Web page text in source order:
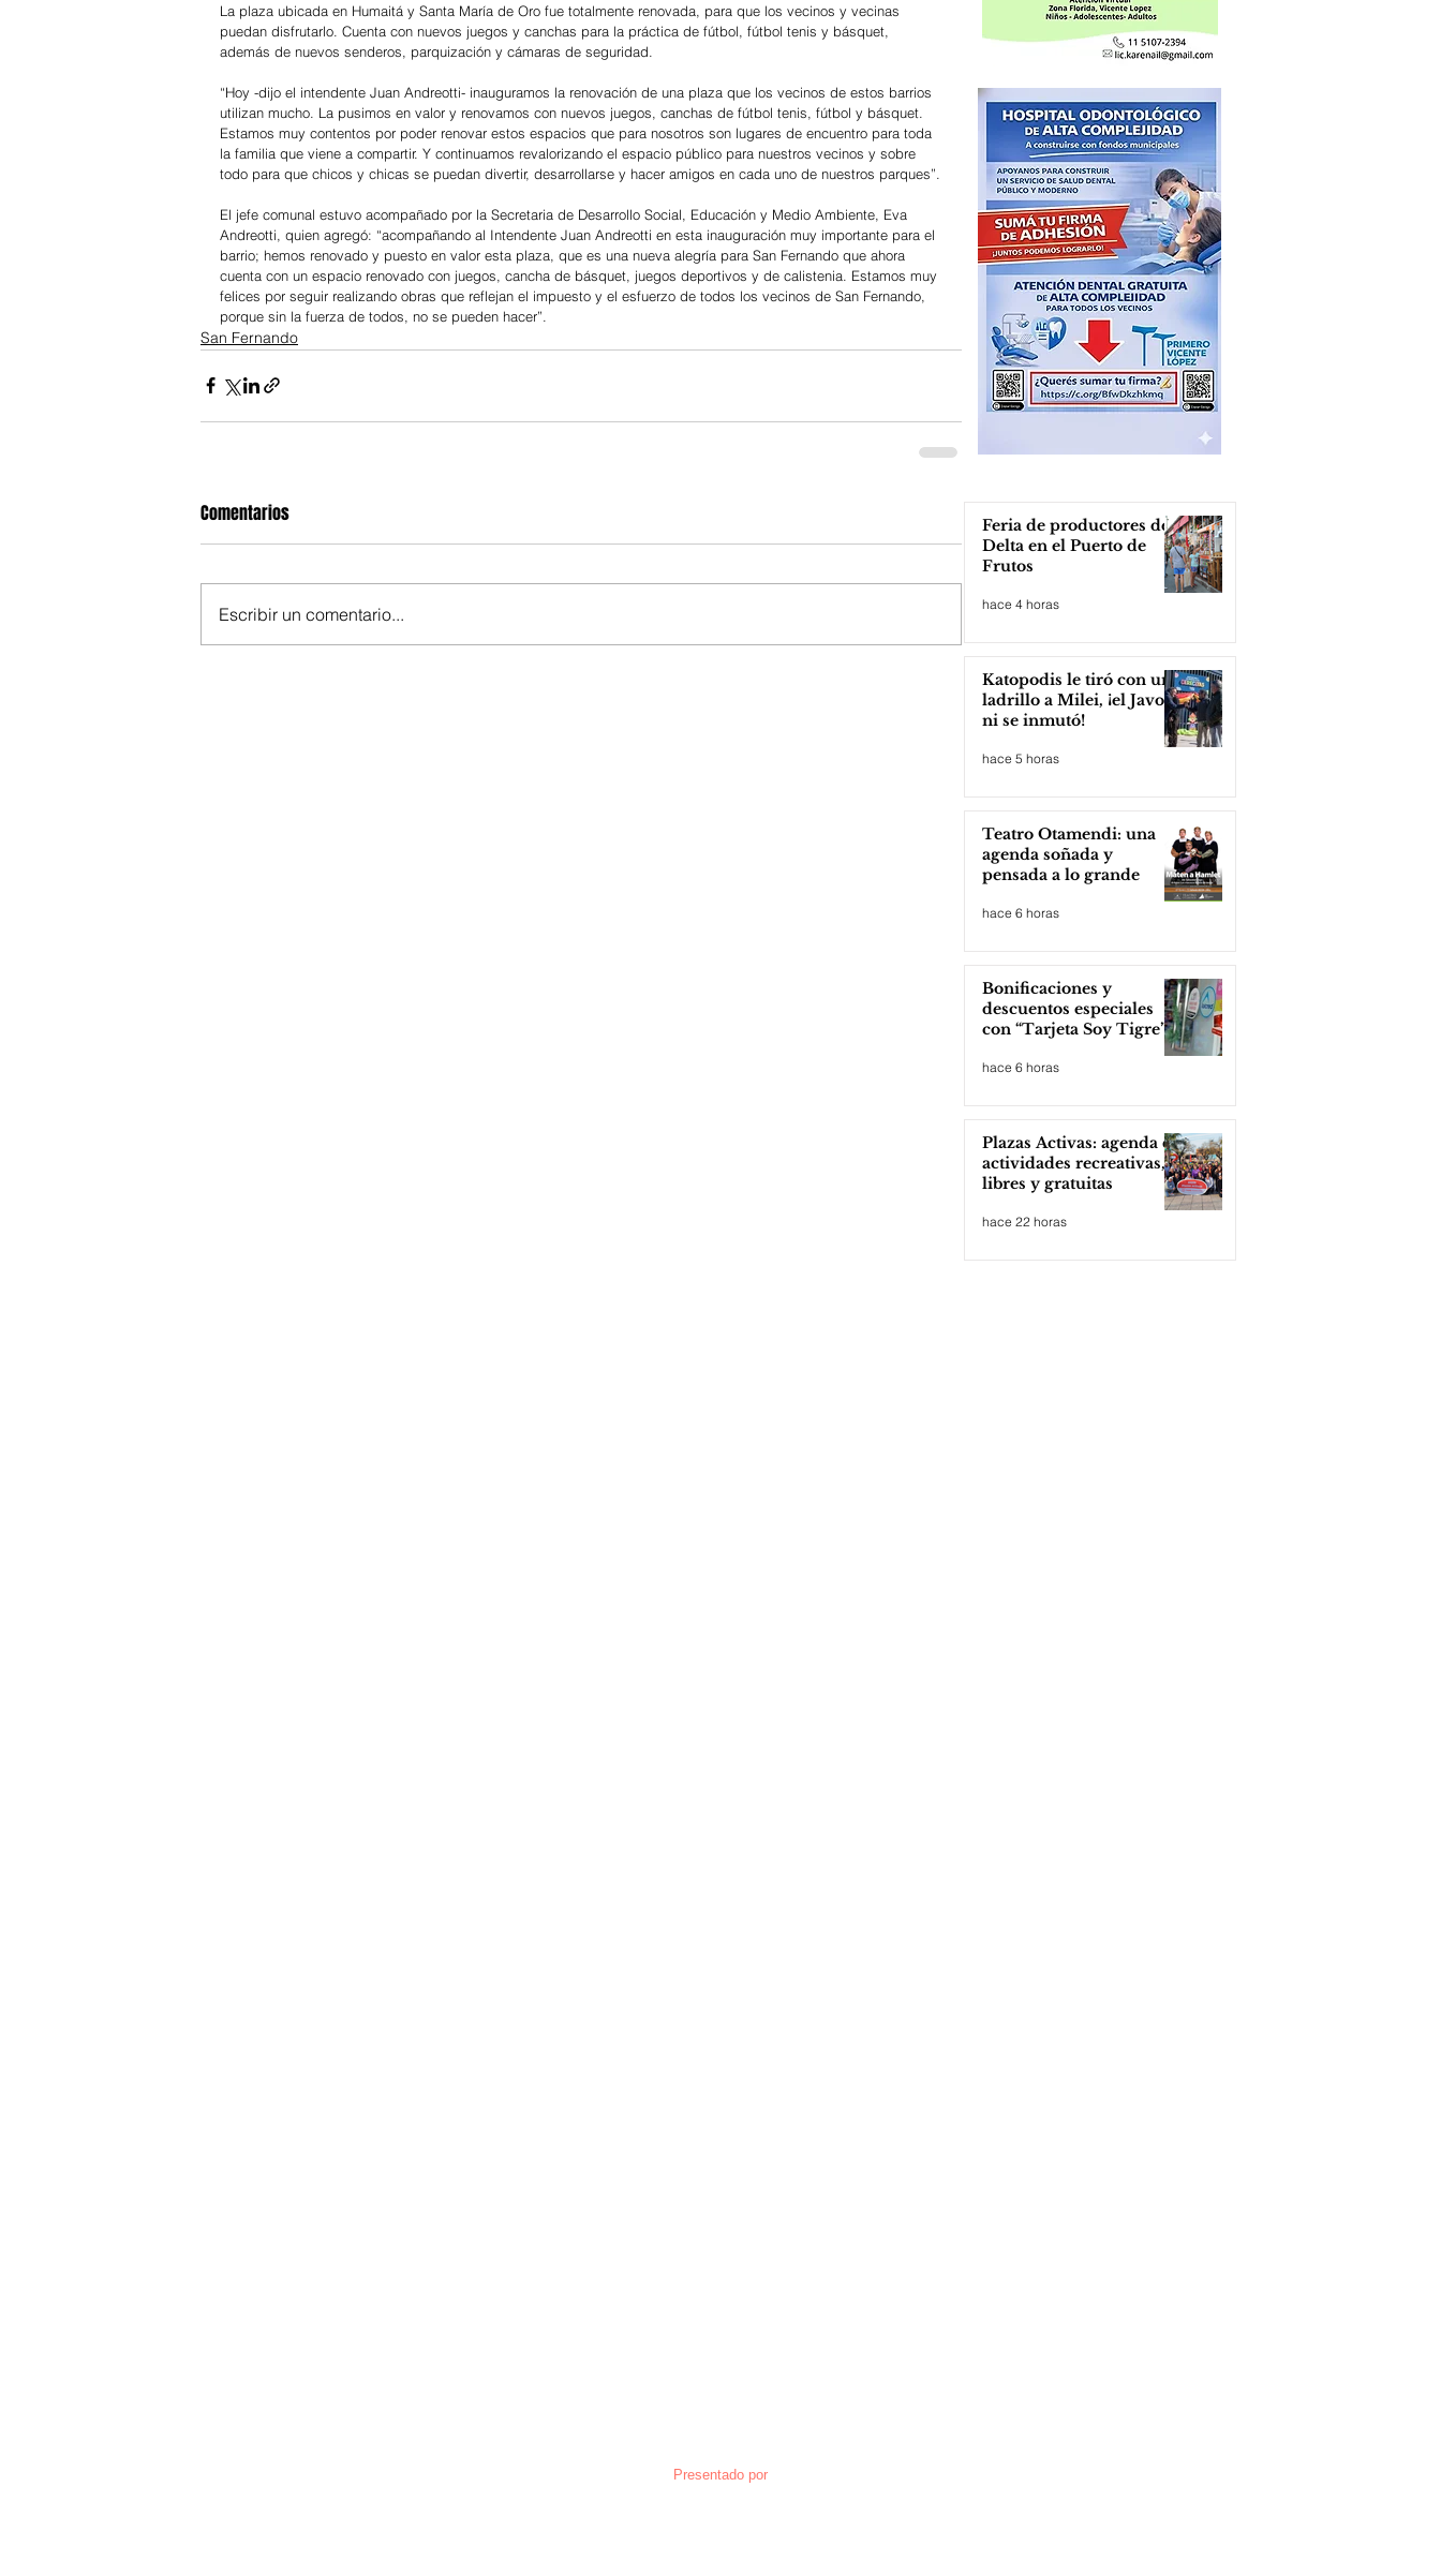
La plaza ubicada en Humaitá y Santa María de Oro fue totalmente renovada, para que los vecinos y vecinas
puedan disfrutarlo. Cuenta con nuevos juegos y canchas para la práctica de fútbol, fútbol tenis y básquet,
además de nuevos senderos, parquización y cámaras de seguridad.
“Hoy -dijo el intendente Juan Andreotti- inauguramos la renovación de una plaza que los vecinos de estos barrios
utilizan mucho. La pusimos en valor y renovamos con nuevos juegos, canchas de fútbol tenis, fútbol y básquet.
Estamos muy contentos por poder renovar estos espacios que para nosotros son lugares de encuentro para toda
la familia que viene a compartir. Y continuamos revalorizando el espacio público para nuestros vecinos y sobre
todo para que chicos y chicas se puedan divertir, desarrollarse y hacer amigos en cada uno de nuestros parques”.
El jefe comunal estuvo acompañado por la Secretaria de Desarrollo Social, Educación y Medio Ambiente, Eva
Andreotti, quien agregó: “acompañando al Intendente Juan Andreotti en esta inauguración muy importante para el
barrio; hemos renovado y puesto en valor esta plaza, que es una nueva alegría para San Fernando que ahora
cuenta con un espacio renovado con juegos, cancha de básquet, juegos deportivos y de calistenia. Estamos muy
felices por seguir realizando obras que reflejan el impuesto y el esfuerzo de todos los vecinos de San Fernando,
porque sin la fuerza de todos, no se pueden hacer”.
San Fernando
Comentarios
Escribir un comentario...
Feria de productores del
Delta en el Puerto de
Frutos
hace 4 horas
Katopodis le tiró con un
ladrillo a Milei, ¡el Javo
ni se inmutó!
hace 5 horas
Teatro Otamendi: una
agenda soñada y
pensada a lo grande
hace 6 horas
Bonificaciones y
descuentos especiales
con “Tarjeta Soy Tigre”
hace 6 horas
Plazas Activas: agenda de
actividades recreativas,
libres y gratuitas
hace 22 horas
Presentado por